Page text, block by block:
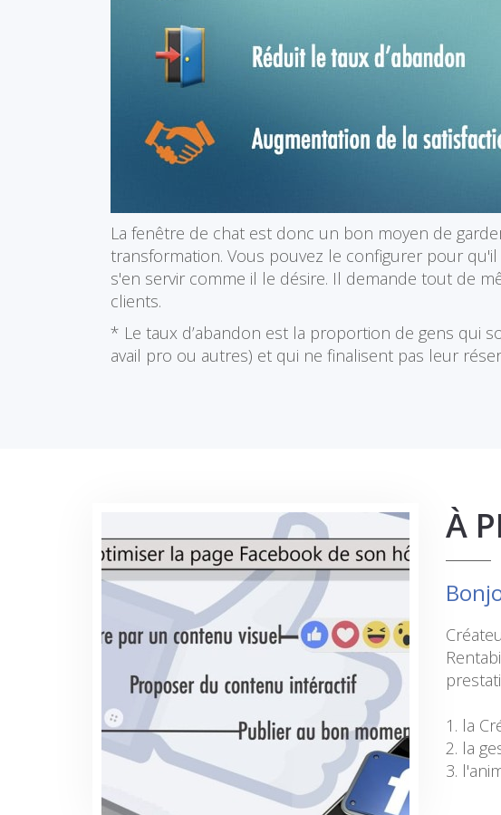
La fenêtre de chat est donc un bon moyen de
transformation. Vous pouvez le configurer pour
s'en servir comme il le désire. Il demande tout de
clients.
* Le taux d’abandon est la proportion de gens qui
avail pro ou autres) et qui ne finalisent pas leur
À
1. la
2. la
3.